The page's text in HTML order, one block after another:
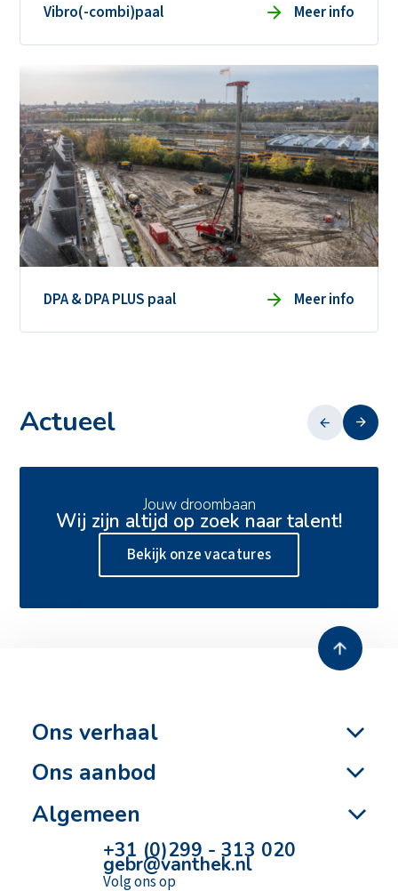
Vibro(-combi)paal Meer info
DPA & DPA PLUS paal Meer info
Actueel
Zero emissie heien
Jouw droombaan
Wij zijn altijd op zoek naar talent!
Bekijk onze vacatures
Ons verhaal
Ons aanbod
Algemeen
+31 (0)299 - 313 020
gebr@vanthek.nl
Volg ons op